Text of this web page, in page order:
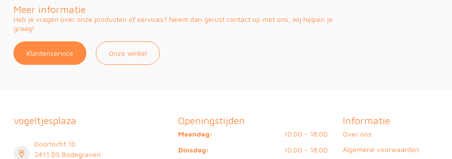
Meer informatie
Heb je vragen over onze producten of services? Neem dan gerust contact op met ons, wij helpen je
graag!
Klantenservice Onze winkel
vogeltjesplaza
Doortocht 10
2411 DS Bodegraven
Openingstijden
Maandag:
10.00 - 18.00
Dinsdag:
10.00 - 18.00
Informatie
Over ons
Algemene voorwaarden